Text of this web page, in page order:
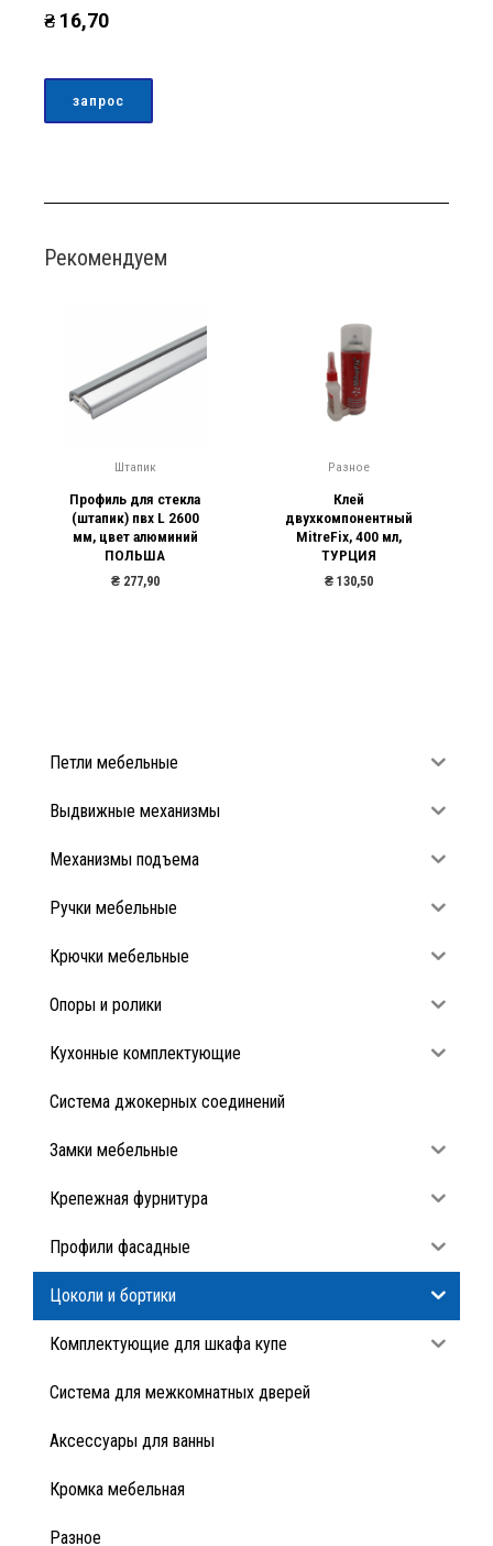
Петли мебельные
Выдвижные механизмы
Механизмы подъема
Ручки мебельные
Крючки мебельные
Опоры и ролики
Кухонные комплектующие
Система джокерных соединений
Замки мебельные
Крепежная фурнитура
Профили фасадные
Цоколи и бортики
Комплектующие для шкафа купе
Система для межкомнатных дверей
Аксессуары для ванны
Кромка мебельная
Разное
₴ 16,70
запрос
Рекомендуем
Штапик
Профиль для стекла
(штапик) пвх L 2600
мм, цвет алюминий
ПОЛЬША
₴277,90
Разное
Клей
двухкомпонентный
MitreFix, 400 мл,
ТУРЦИЯ
₴130,50